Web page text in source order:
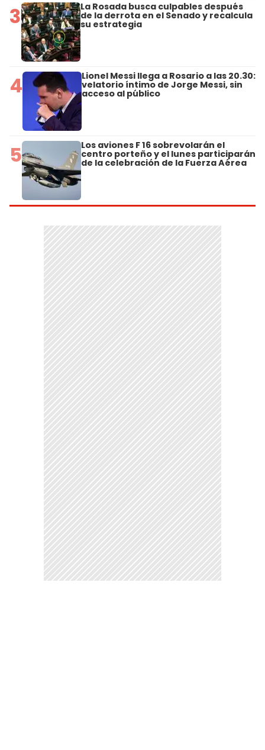
3 La Rosada busca culpables después
de la derrota en el Senado y recalcula
su estrategia
4 Lionel Messi llega a Rosario a las 20.30:
velatorio íntimo de Jorge Messi, sin
acceso al público
5 Los aviones F 16 sobrevolarán el
centro porteño y el lunes participarán
de la celebración de la Fuerza Aérea